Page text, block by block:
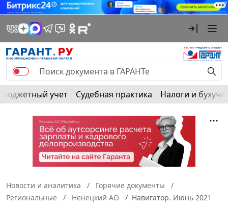
Бюджетный учет Судебная практика Налоги и
Новости и аналитика
Горячие документы
Региональные
Ненецкий АО Навигатор. Июнь 2021